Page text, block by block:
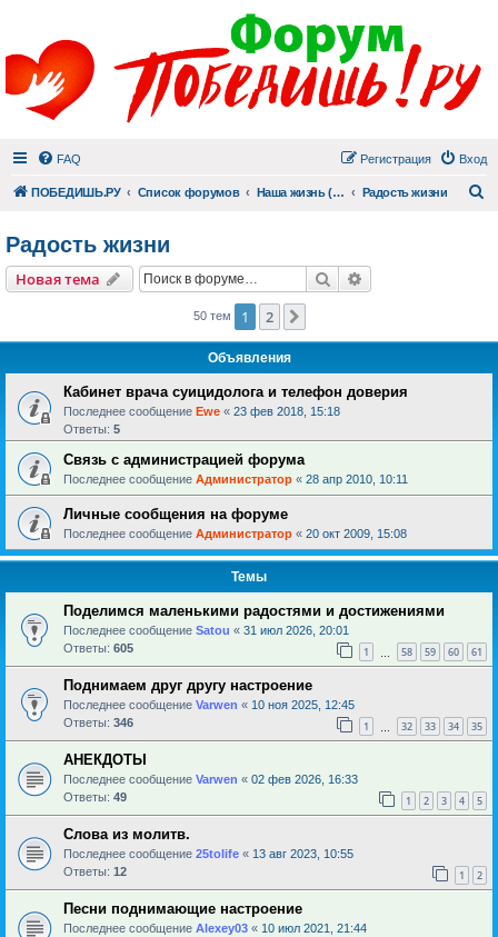
FAQ Вход
Регистрация
ПОБЕДИШЬ.РУ Список форумов Наша жизнь (не всё же о суициде!) Радость жизни
Радость жизни
Новая тема Поиск
50 тем 1 2
Объявления
Кабинет врача суицидолога и телефон доверия
Последнее сообщение Ewe « 23 фев 2018, 15:18
Ответы: 5
Связь с администрацией форума
Последнее сообщение Администратор « 28 апр 2010, 10:11
Личные сообщения на форуме
Последнее сообщение Администратор « 20 окт 2009, 15:08
Темы
Поделимся маленькими радостями и достижениями
Последнее сообщение Satou « 31 июл 2026, 20:01
Ответы: 605 1 58 59 60 61
Поднимаем друг другу настроение
Последнее сообщение Varwen « 10 ноя 2025, 12:45
Ответы: 346 1 32 33 34 35
АНЕКДОТЫ
Последнее сообщение Varwen « 02 фев 2026, 16:33
Ответы: 49 1 2 3 4 5
Слова из молитв.
Последнее сообщение 25tolife « 13 авг 2023, 10:55
Ответы: 12 1 2
Песни поднимающие настроение
Последнее сообщение Alexey03 « 10 июл 2021, 21:44